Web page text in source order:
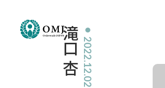
2022.12.02
滝口 杏